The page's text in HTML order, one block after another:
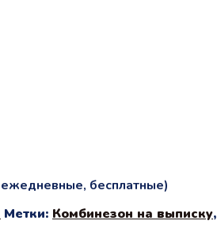
бесплатные)
Метки: Комбинезон на выписку,